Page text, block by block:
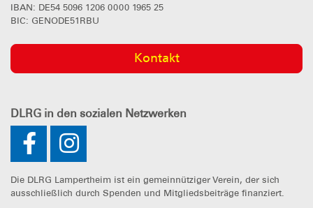
IBAN: DE54 5096 1206 0000 1965 25
BIC: GENODE51RBU
Kontakt
DLRG in den sozialen Netzwerken
Die DLRG Lampertheim ist ein gemeinnütziger Verein, der sich
ausschließlich durch Spenden und Mitgliedsbeiträge finanziert.